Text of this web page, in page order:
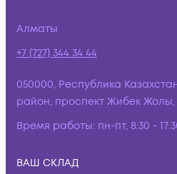
Алматы
+7 (727) 344 34 44
050000, Республика
район, проспект Жибек Жолы,
Время работы: пн-пт, 8:30 -
ВАШ СКЛАД